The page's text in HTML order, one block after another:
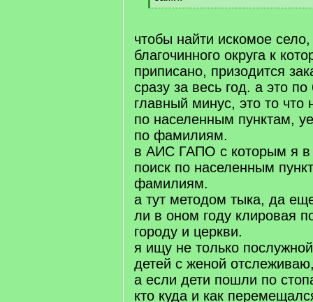
[
q
]
чтобы найти искомое
благочинного округа к
приписано, призодится
сразу за весь год. а это
главный минус, это то что
по населенным пунктам,
по фамилиям.
в АИС ГАПО с которым я в
поиск по населенным
фамилиям.
а тут методом тыка, да
ли в оном году клировая
городу и церкви.
я ищу не только
детей с женой
а если дети пошли по
кто куда и как